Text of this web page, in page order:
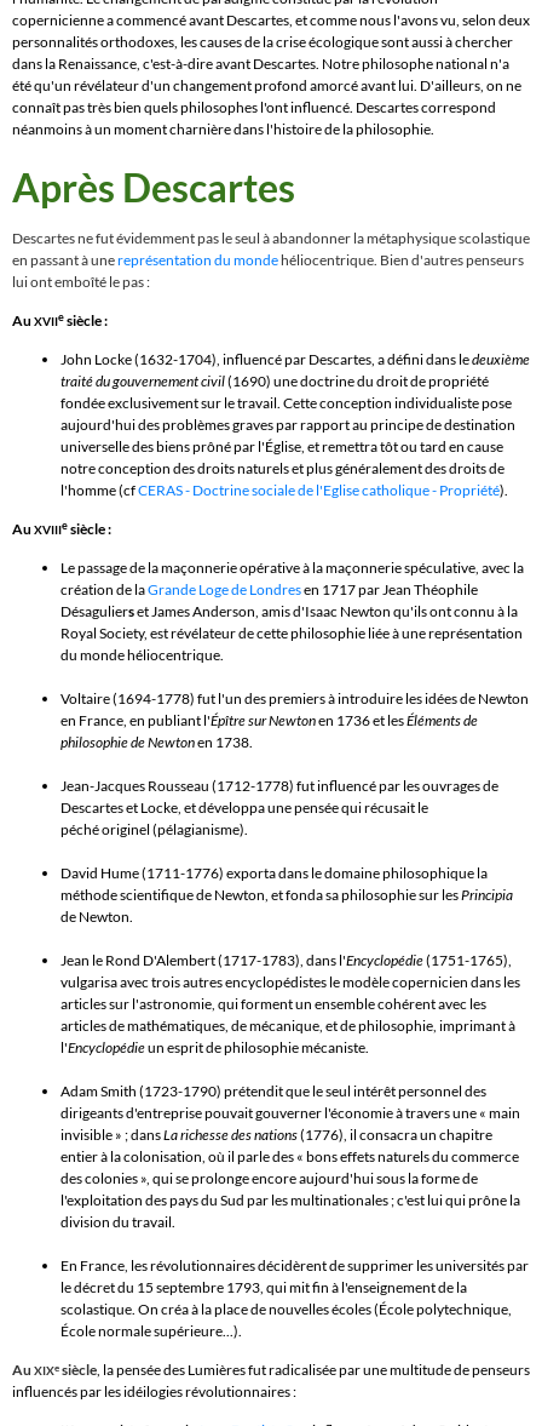
copernicienne a commencé avant Descartes, et comme nous l'avons vu, selon deux
personnalités orthodoxes, les causes de la crise écologique sont aussi à chercher
dans la Renaissance, c'est-à-dire avant Descartes. Notre philosophe national n'a
été qu'un révélateur d'un changement profond amorcé avant lui. D'ailleurs, on ne
connaît pas très bien quels philosophes l'ont influencé. Descartes correspond
néanmoins à un moment charnière dans l'histoire de la philosophie.
Après Descartes
Descartes ne fut évidemment pas le seul à abandonner la métaphysique scolastique
en passant à unereprésentation du mondehéliocentrique. Bien d'autres penseurs
lui ont emboîté le pas :
Au XVIIesiècle :
John Locke(1632-1704), influencé par Descartes, a défini dans ledeuxième
traité du gouvernement civil(1690) une doctrine du droit de propriété
fondée exclusivement sur le travail. Cette conception individualistepose
aujourd'hui des problèmes graves par rapport au principe dedestination
universelle des biensprôné par l'Église, et remettra tôt ou tard en cause
notre conception desdroits naturelset plus généralement des droits de
l'homme (cfCERAS - Doctrine sociale de l'Eglise catholique - Propriété).
Au XVIIIesiècle:
Le passage de la maçonnerie opérative à la maçonnerie spéculative, avec la
création de laGrande Loge de Londresen 1717 parJean Théophile
DésaguliersetJames Anderson, amis d'Isaac Newton qu'ils ont connu à la
Royal Society, est révélateur de cette philosophie liée à une représentation
du monde héliocentrique.
Voltaire(1694-1778) fut l'un des premiers à introduire les idées de Newton
en France, en publiant l'Épître sur Newtonen 1736 et lesÉléments de
philosophie de Newtonen 1738.
Jean-Jacques Rousseau (1712-1778) fut influencé par les ouvrages de
Descartes et Locke, et développa une pensée qui récusait le
péché originel (pélagianisme).
David Hume(1711-1776) exporta dans le domaine philosophique la
méthode scientifique de Newton, et fonda sa philosophie sur lesPrincipia
de Newton.
Jean le Rond D'Alembert(1717-1783), dans l'Encyclopédie(1751-1765),
vulgarisa avec trois autres encyclopédistes le modèle copernicien dans les
articles sur l'astronomie, qui forment un ensemble cohérent avec les
articles de mathématiques, de mécanique, et de philosophie, imprimant à
l'Encyclopédieun esprit de philosophie mécaniste.
Adam Smith (1723-1790) prétendit que le seul intérêtpersonnel des
dirigeants d'entreprise pouvait gouverner l'économie à travers une « main
invisible » ; dansLa richesse des nations(1776), il consacra un chapitre
entier à la colonisation, où il parle des « bons effets naturels du commerce
des colonies », qui se prolonge encore aujourd'hui sous la forme de
l'exploitation despays du Sud par lesmultinationales; c'est lui qui prône la
division du travail.
En France, les révolutionnaires décidèrent de supprimer les universités par
le décret du 15 septembre 1793, qui mit fin à l'enseignement de la
scolastique. On créa à la place de nouvelles écoles (École polytechnique,
École normale supérieure...).
Au XIXe siècle, la pensée des Lumières fut radicalisée par une multitude de penseurs
influencés par les idéilogies révolutionnaires :